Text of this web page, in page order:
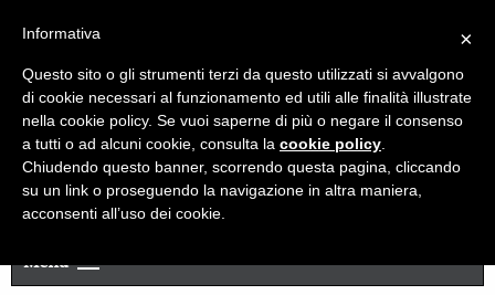
Newsletter
Menu
×
Informativa
Questo sito o gli strumenti terzi da questo utilizzati si avvalgono
di cookie necessari al funzionamento ed utili alle finalità illustrate
nella cookie policy. Se vuoi saperne di più o negare il consenso
a tutti o ad alcuni cookie, consulta la cookie policy
Chiudendo questo banner, scorrendo questa pagina, cliccando
su un link o proseguendo la navigazione in altra maniera,
acconsenti all’uso dei cookie.